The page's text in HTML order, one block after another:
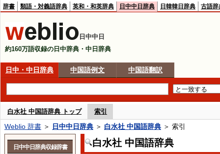
辞書 類語・対義語辞典 英和・和英辞典 日中中日辞典 日韓韓日辞典 古語辞
日中中日
約160万語収録の日中辞典・中日辞典
日中・中日辞典 中国語例文 中国語翻訳
白水社 中国語辞典 トップ 索引
Weblio 辞書 ＞ 日中中日辞典 ＞ 白水社 中国語辞典 ＞ 索引
白水社 中国語辞典
日中中日辞典収録辞書